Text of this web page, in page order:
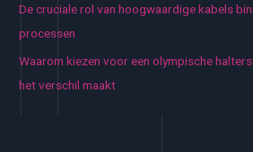
De cruciale rol van hoogwaardige kabels
processen
Waarom kiezen voor een olympische
het verschil maakt